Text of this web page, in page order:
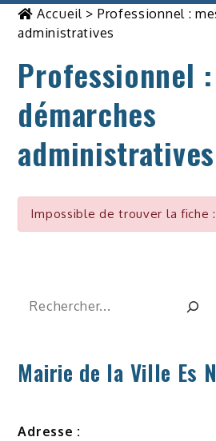
Accueil> Professionnel :
administratives
Professionnel
démarches
administratives
Impossible de trouver la fiche :
Rechercher
Mairie de la Ville Es
Adresse :